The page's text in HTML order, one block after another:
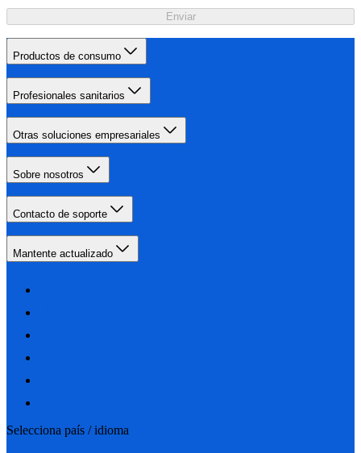
Enviar
Productos de consumo
Profesionales sanitarios
Otras soluciones empresariales
Sobre nosotros
Contacto de soporte
Mantente actualizado
Selecciona país / idioma